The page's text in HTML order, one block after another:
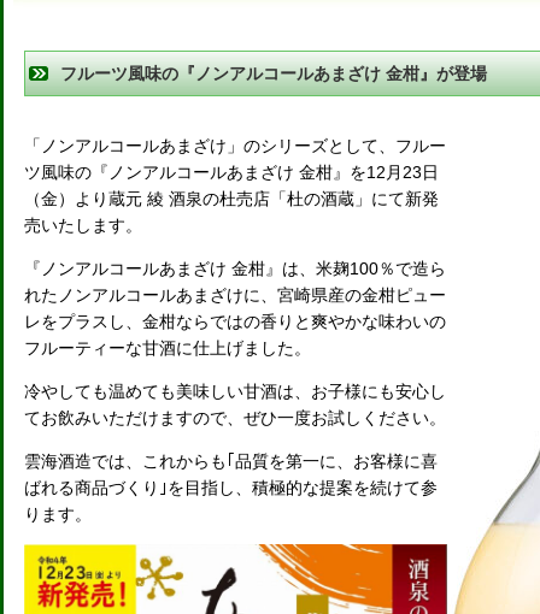
フルーツ風味の『ノンアルコールあまざけ 金柑』が登場
「ノンアルコールあまざけ」のシリーズとして、フルー
ツ風味の『ノンアルコールあまざけ 金柑』を12月23日
（金）より蔵元 綾 酒泉の杜売店「杜の酒蔵」にて新発
売いたします。
『ノンアルコールあまざけ 金柑』は、米麹100％で造ら
れたノンアルコールあまざけに、宮崎県産の金柑ピュー
レをプラスし、金柑ならではの香りと爽やかな味わいの
フルーティーな甘酒に仕上げました。
冷やしても温めても美味しい甘酒は、お子様にも安心し
てお飲みいただけますので、ぜひ一度お試しください。
雲海酒造では、これからも｢品質を第一に、お客様に喜
ばれる商品づくり｣を目指し、積極的な提案を続けて参
ります。